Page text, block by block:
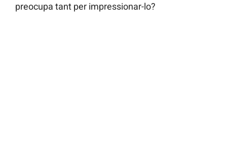
preocupa tant per impressionar-lo?